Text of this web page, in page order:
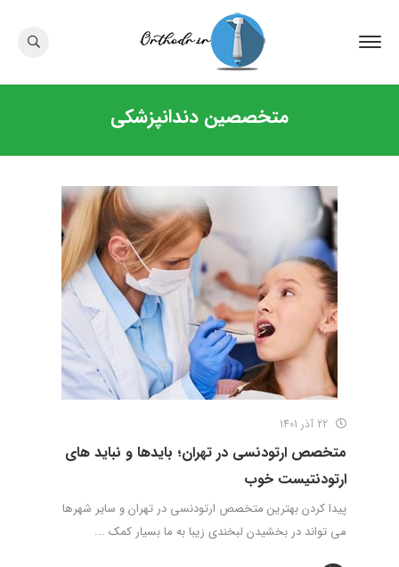
متخصصین دندانپزشکی
متخصص ارتودنسی در تهران؛ بایدها و نباید های
ارتودنتیست خوب
پیدا کردن بهترین متخصص ارتودنسی در تهران و سایر شهرها
می تواند در بخشیدن لبخندی زیبا به ما بسیار کمک ...